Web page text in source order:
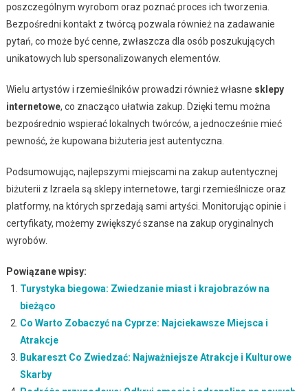
poszczególnym wyrobom oraz poznać proces ich tworzenia.
Bezpośredni kontakt z twórcą pozwala również na zadawanie
pytań, co może być cenne, zwłaszcza dla osób poszukujących
unikatowych lub spersonalizowanych elementów.
Wielu artystów i rzemieślników prowadzi również własne sklepy
internetowe, co znacząco ułatwia zakup. Dzięki temu można
bezpośrednio wspierać lokalnych twórców, a jednocześnie mieć
pewność, że kupowana biżuteria jest autentyczna.
Podsumowując, najlepszymi miejscami na zakup autentycznej
biżuterii z Izraela są sklepy internetowe, targi rzemieślnicze oraz
platformy, na których sprzedają sami artyści. Monitorując opinie i
certyfikaty, możemy zwiększyć szanse na zakup oryginalnych
wyrobów.
Powiązane wpisy:
Turystyka biegowa: Zwiedzanie miast i krajobrazów na
bieżąco
Co Warto Zobaczyć na Cyprze: Najciekawsze Miejsca i
Atrakcje
Bukareszt Co Zwiedzać: Najważniejsze Atrakcje i Kulturowe
Skarby